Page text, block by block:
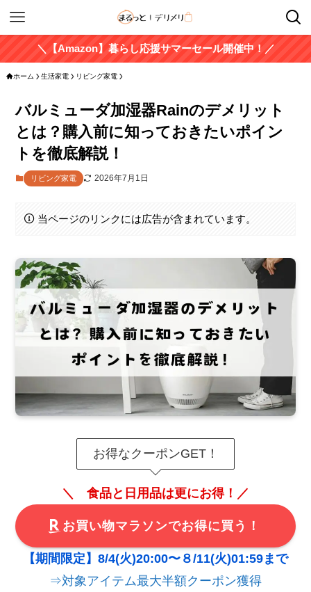
＼【Amazon】暮らし応援サマーセール開催中！／
ホーム 生活家電 リビング家電
バルミューダ加湿器Rainのデメリット
とは？購入前に知っておきたいポイン
トを徹底解説！
リビング家電 2026年7月1日
当ページのリンクには広告が含まれています。
お得なクーポンGET！
＼ 食品と日用品は更にお得！／
お買い物マラソンでお得に買う！
【期間限定】8/4(火)20:00〜８/11(火)01:59まで
⇒対象アイテム最大半額クーポン獲得